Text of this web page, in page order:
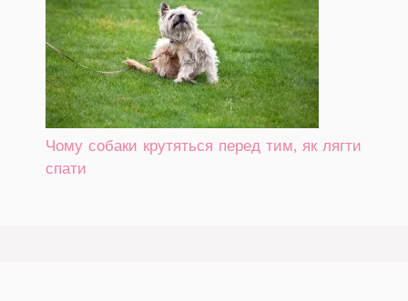
Чому собаки крутяться перед тим, як лягти
спати